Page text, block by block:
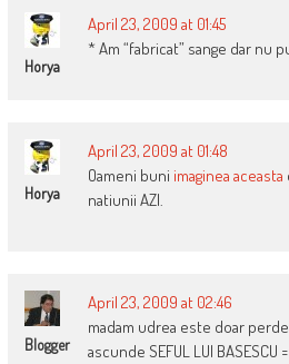
Horya
April 23, 2009 at 01:45
* Am “fabricat” sange dar nu
Horya
April 23, 2009 at 01:48
Oameni buni imaginea aceasta
natiunii AZI.
Blogger
April 23, 2009 at 02:46
madam udrea este doar
ascunde SEFUL LUI BASESCU